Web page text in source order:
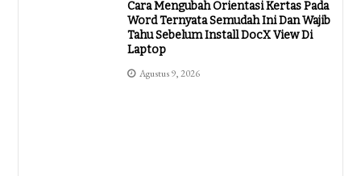
Cara Mengubah Orientasi Kertas Pada
Word Ternyata Semudah Ini Dan Wajib
Tahu Sebelum Install DocX View Di
Laptop
Agustus 9, 2026